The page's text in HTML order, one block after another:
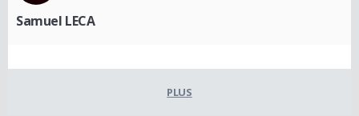
Samuel LECA
PLUS